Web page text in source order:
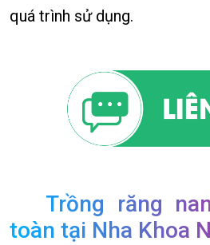
quá trình sử dụng.
Trồng răng
toàn tại Nha Khoa